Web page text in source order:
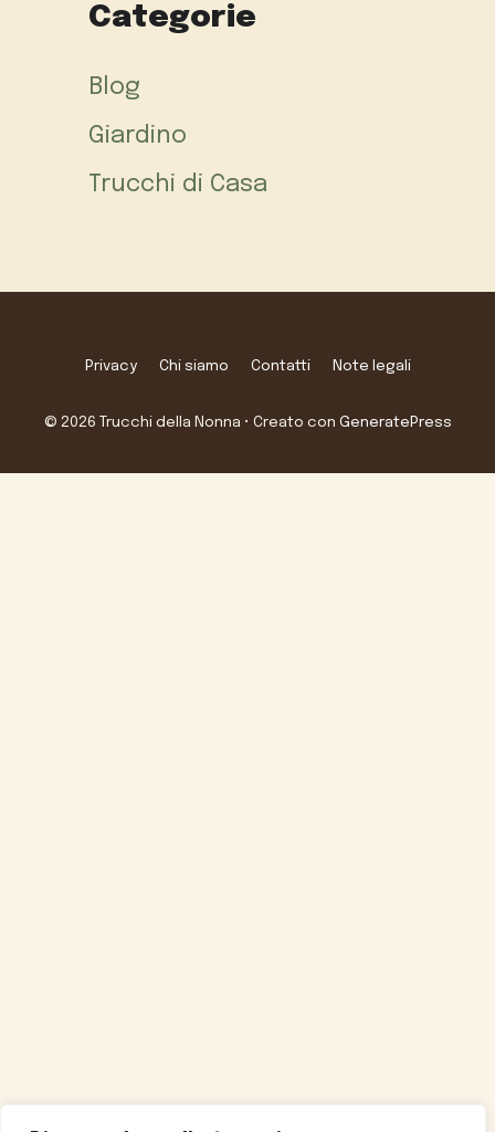
Categorie
Blog
Giardino
Trucchi di Casa
Privacy Chi siamo Contatti Note legali
© 2026 Trucchi della Nonna • Creato con GeneratePress